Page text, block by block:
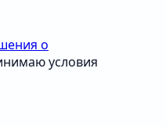
о
условия